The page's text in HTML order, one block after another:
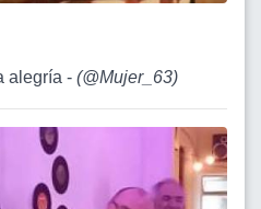
alegría - (@Mujer_63)